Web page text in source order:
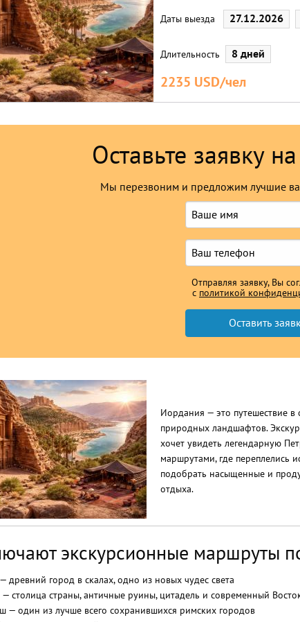
Даты выезда 27.12.2026
Длительность 8 дней
2235 USD/чел
Оставьте заявку
Мы перезвоним и предложим лучшие
Отправляя заявку, Вы
с политикой
Иордания — это путешествие в
природных ландшафтов.
хочет увидеть легендарную
маршрутами, где переплелись
подобрать насыщенные и
отдыха.
экскурсионные маршруты
древний город в скалах, одно из новых чудес света
столица страны, античные руины, цитадель и современный
— один из лучше всего сохранившихся римских городов